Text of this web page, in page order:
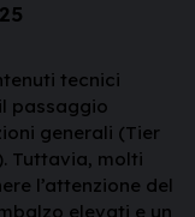
tecnici
passaggio
generali (Tier
Tuttavia, molti
l’attenzione del
elevati e un